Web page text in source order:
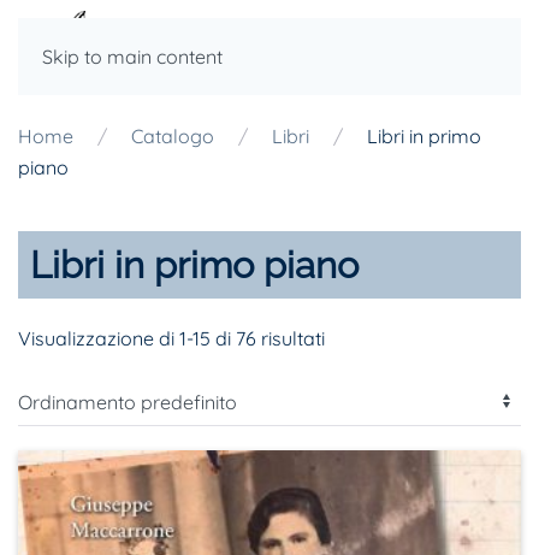
Skip to main content
Home Catalogo Libri
Libri in primo
piano
Libri in primo piano
Visualizzazione di 1-15 di 76 risultati